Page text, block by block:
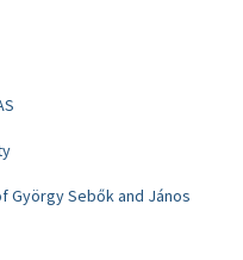
György Sebők and János